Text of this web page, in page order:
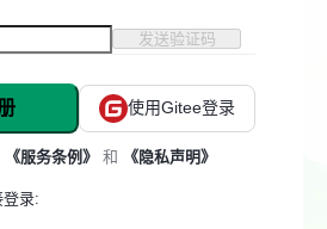
发送验证码
使用Gitee登录
《服务条例》 和 《隐私声明》
录: